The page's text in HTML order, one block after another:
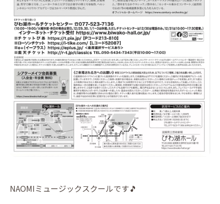
NAOMIミュージックスクールです🎵